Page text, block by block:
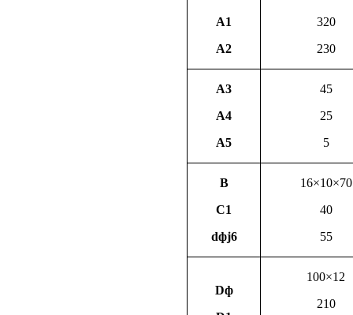
A1
A2
320
230
A3
A4
A5
45
25
5
B
C1
dфj6
16×10×70
40
55
Dф
100×12
210